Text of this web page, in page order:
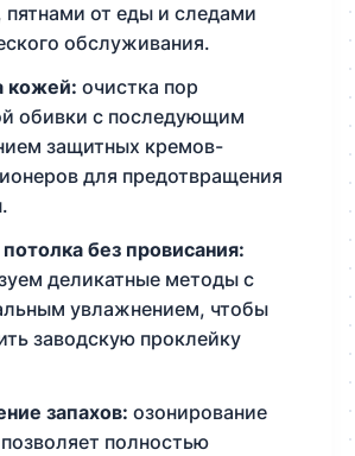
пятнами от еды и следами
обслуживания.
кожей: очистка пор
обивки с последующим
защитных кремов-
для предотвращения
без провисания:
деликатные методы с
увлажнением, чтобы
заводскую проклейку
запахов: озонирование
полностью